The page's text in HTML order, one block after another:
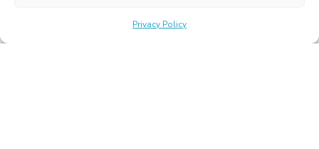
Privacy Policy